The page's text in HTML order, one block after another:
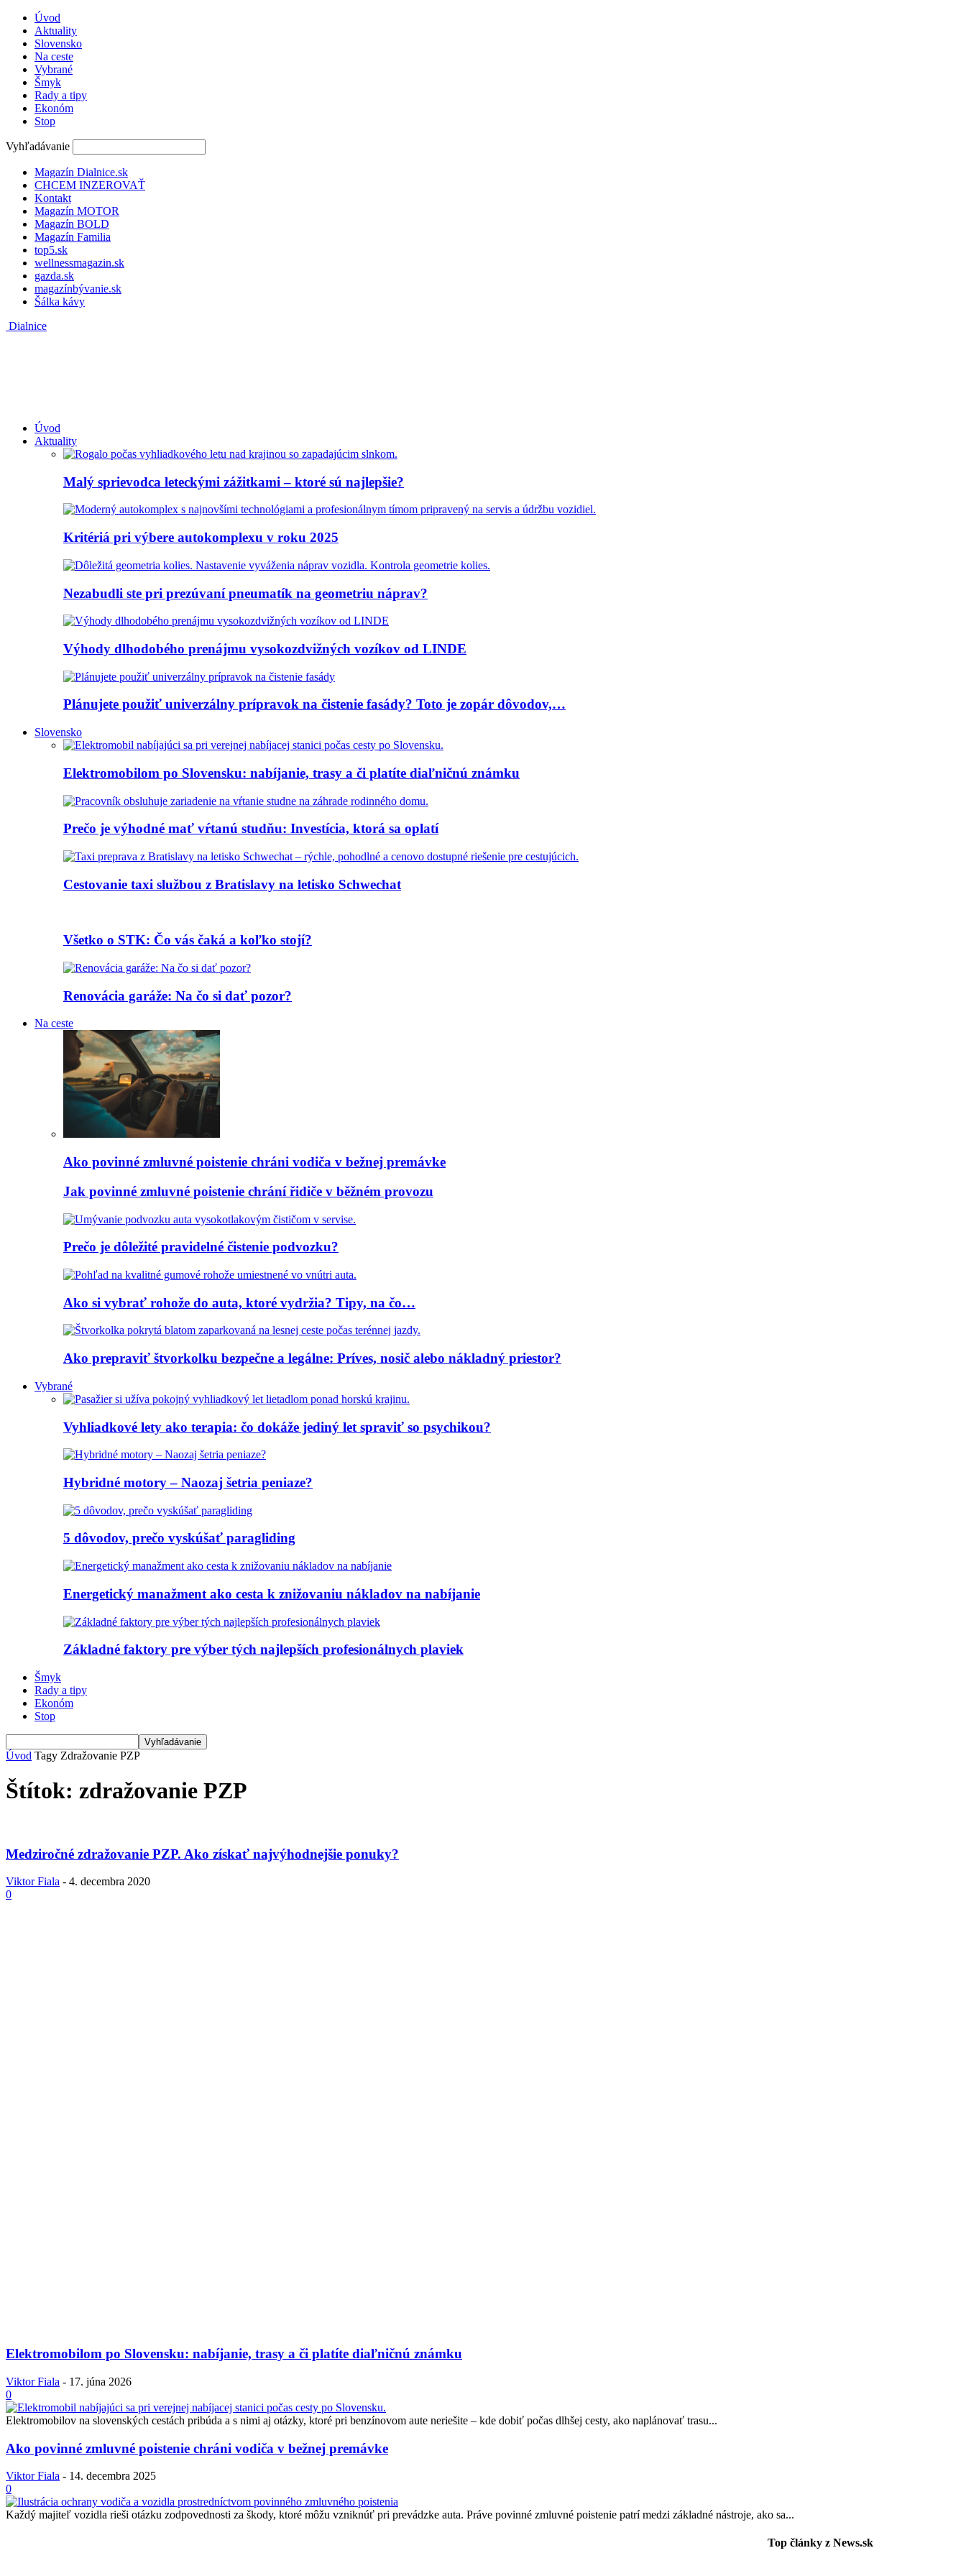
Úvod
Aktuality
Slovensko
Na ceste
Vybrané
Šmyk
Rady a tipy
Ekonóm
Stop
Vyhľadávanie
Magazín Dialnice.sk
CHCEM INZEROVAŤ
Kontakt
Magazín MOTOR
Magazín BOLD
Magazín Familia
top5.sk
wellnessmagazin.sk
gazda.sk
magazínbývanie.sk
Šálka kávy
Dialnice
Úvod
Aktuality
Malý sprievodca leteckými zážitkami – ktoré sú najlepšie?
Kritériá pri výbere autokomplexu v roku 2025
Nezabudli ste pri prezúvaní pneumatík na geometriu náprav?
Výhody dlhodobého prenájmu vysokozdvižných vozíkov od LINDE
Plánujete použiť univerzálny prípravok na čistenie fasády? Toto je zopár dôvodov,…
Slovensko
Elektromobilom po Slovensku: nabíjanie, trasy a či platíte diaľničnú známku
Prečo je výhodné mať vŕtanú studňu: Investícia, ktorá sa oplatí
Cestovanie taxi službou z Bratislavy na letisko Schwechat
Všetko o STK: Čo vás čaká a koľko stojí?
Renovácia garáže: Na čo si dať pozor?
Na ceste
Ako povinné zmluvné poistenie chráni vodiča v bežnej premávke
Jak povinné zmluvné poistenie chrání řidiče v běžném provozu
Prečo je dôležité pravidelné čistenie podvozku?
Ako si vybrať rohože do auta, ktoré vydržia? Tipy, na čo…
Ako prepraviť štvorkolku bezpečne a legálne: Príves, nosič alebo nákladný priestor?
Vybrané
Vyhliadkové lety ako terapia: čo dokáže jediný let spraviť so psychikou?
Hybridné motory – Naozaj šetria peniaze?
5 dôvodov, prečo vyskúšať paragliding
Energetický manažment ako cesta k znižovaniu nákladov na nabíjanie
Základné faktory pre výber tých najlepších profesionálnych plaviek
Šmyk
Rady a tipy
Ekonóm
Stop
Úvod Tagy Zdražovanie PZP
Štítok: zdražovanie PZP
Medziročné zdražovanie PZP. Ako získať najvýhodnejšie ponuky?
Viktor Fiala - 4. decembra 2020
0
Elektromobilom po Slovensku: nabíjanie, trasy a či platíte diaľničnú známku
Viktor Fiala - 17. júna 2026
0
Elektromobilov na slovenských cestách pribúda a s nimi aj otázky, ktoré pri benzínovom aute neriešite – kde dobiť počas dlhšej cesty, ako naplánovať trasu...
Ako povinné zmluvné poistenie chráni vodiča v bežnej premávke
Viktor Fiala - 14. decembra 2025
0
Každý majiteľ vozidla rieši otázku zodpovednosti za škody, ktoré môžu vzniknúť pri prevádzke auta. Práve povinné zmluvné poistenie patrí medzi základné nástroje, ako sa...
Top články z News.sk